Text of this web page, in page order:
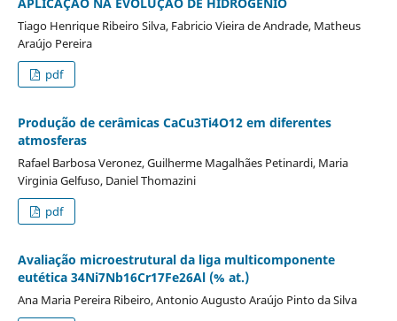
Tiago Henrique Ribeiro Silva, Fabricio Vieira de Andrade, Matheus
Araújo Pereira
pdf
Produção de cerâmicas CaCu3Ti4O12 em diferentes
atmosferas
Rafael Barbosa Veronez, Guilherme Magalhães Petinardi, Maria
Virginia Gelfuso, Daniel Thomazini
pdf
Avaliação microestrutural da liga multicomponente
eutética 34Ni7Nb16Cr17Fe26Al (% at.)
Ana Maria Pereira Ribeiro, Antonio Augusto Araújo Pinto da Silva